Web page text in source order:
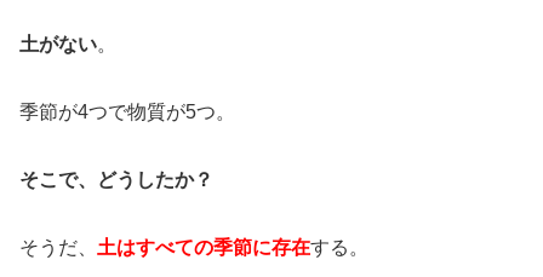
土がない。
季節が4つで物質が5つ。
そこで、どうしたか？
そうだ、 土はすべての季節に存在する。